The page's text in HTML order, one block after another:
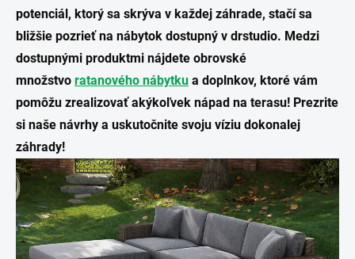
potenciál, ktorý sa skrýva v každej záhrade, stačí sa
bližšie pozrieť na nábytok dostupný v drstudio. Medzi
dostupnými produktmi nájdete obrovské
množstvo ratanového nábytku a doplnkov, ktoré vám
pomôžu zrealizovať akýkoľvek nápad na terasu! Prezrite
si naše návrhy a uskutočnite svoju víziu dokonalej
záhrady!